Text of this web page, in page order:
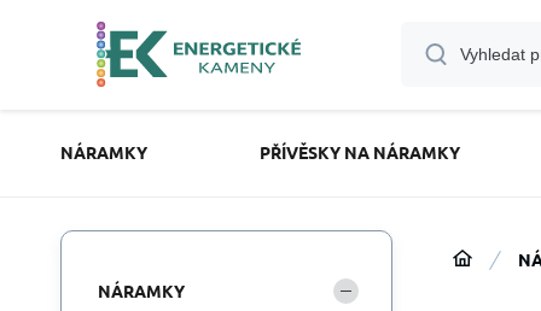
NÁRAMKY PŘÍVĚSKY NA NÁRAMKY
NÁRAMKY